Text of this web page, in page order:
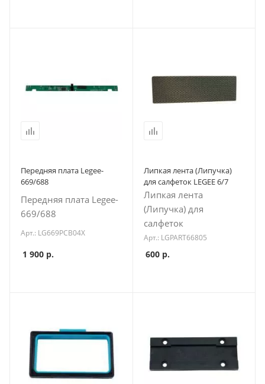
Передняя плата Legee-
669/688
Передняя плата Legee-
669/688
Арт.: LG669PCB04X
1 900 р.
Липкая лента (Липучка)
для салфеток LEGEE 6/7
Липкая лента
(Липучка) для
салфеток
Арт.: LGPART66805
600р.